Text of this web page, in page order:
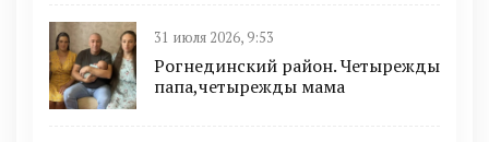
31 июля 2026, 9:53
Рогнединский район. Четырежды
папа,четырежды мама